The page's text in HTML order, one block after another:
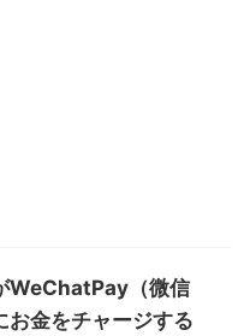
WeChatPay（微信
お金をチャージする